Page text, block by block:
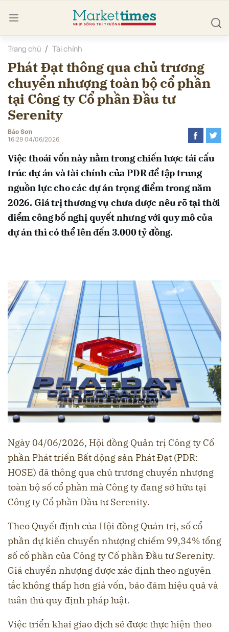
Trang chủ Tài chính
Phát Đạt thông qua chủ trương
chuyển nhượng toàn bộ cổ phần
tại Công ty Cổ phần Đầu tư
Serenity
Bảo Sơn
16:29 04/06/2026
Việc thoái vốn này nằm trong chiến lược tái cấu
trúc dự án và tài chính của PDR để tập trung
nguồn lực cho các dự án trọng điểm trong năm
2026. Giá trị thương vụ chưa được nêu rõ tại thời
điểm công bố nghị quyết nhưng với quy mô của
dự án thì có thể lên đến 3.000 tỷ đồng.
Ngày 04/06/2026, Hội đồng Quản trị Công ty Cổ
phần Phát triển Bất động sản Phát Đạt (PDR:
HOSE) đã thông qua chủ trương chuyển nhượng
toàn bộ số cổ phần mà Công ty đang sở hữu tại
Công ty Cổ phần Đầu tư Serenity.
Theo Quyết định của Hội đồng Quản trị, số cổ
phần dự kiến chuyển nhượng chiếm 99,34% tổng
số cổ phần của Công ty Cổ phần Đầu tư Serenity.
Giá chuyển nhượng được xác định theo nguyên
tắc không thấp hơn giá vốn, bảo đảm hiệu quả và
tuân thủ quy định pháp luật.
Việc triển khai giao dịch sẽ được thực hiện theo
luận